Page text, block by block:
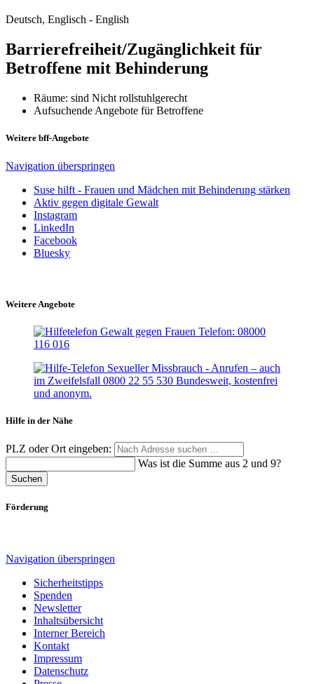
Deutsch, Englisch - English
Barrierefreiheit/Zugänglichkeit für
Betroffene mit Behinderung
Räume: sind Nicht rollstuhlgerecht
Aufsuchende Angebote für Betroffene
Weitere bff-Angebote
Navigation überspringen
Suse hilft - Frauen und Mädchen mit Behinderung stärken
Aktiv gegen digitale Gewalt
Instagram
LinkedIn
Facebook
Bluesky
Weitere Angebote
Hilfe in der Nähe
PLZ oder Ort eingeben:
Was ist die Summe aus 2 und 9?
Suchen
Förderung
Navigation überspringen
Sicherheitstipps
Spenden
Newsletter
Inhaltsübersicht
Interner Bereich
Kontakt
Impressum
Datenschutz